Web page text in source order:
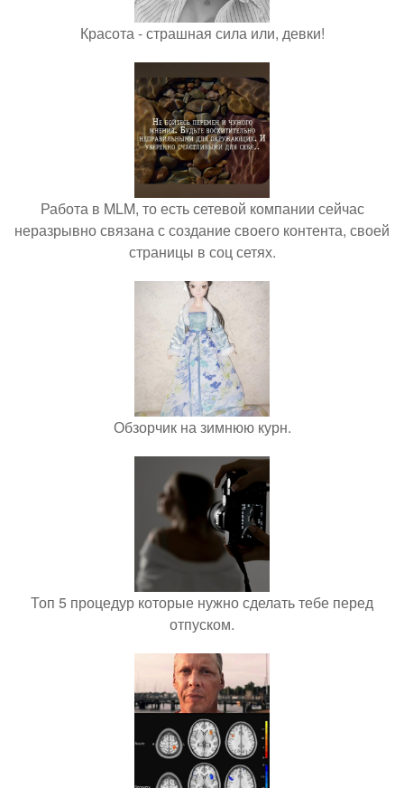
Красота - страшная сила или, девки!
Работа в MLM, то есть сетевой компании сейчас
неразрывно связана с создание своего контента, своей
страницы в соц сетях.
Обзорчик на зимнюю курн.
Топ 5 процедур которые нужно сделать тебе перед
отпуском.